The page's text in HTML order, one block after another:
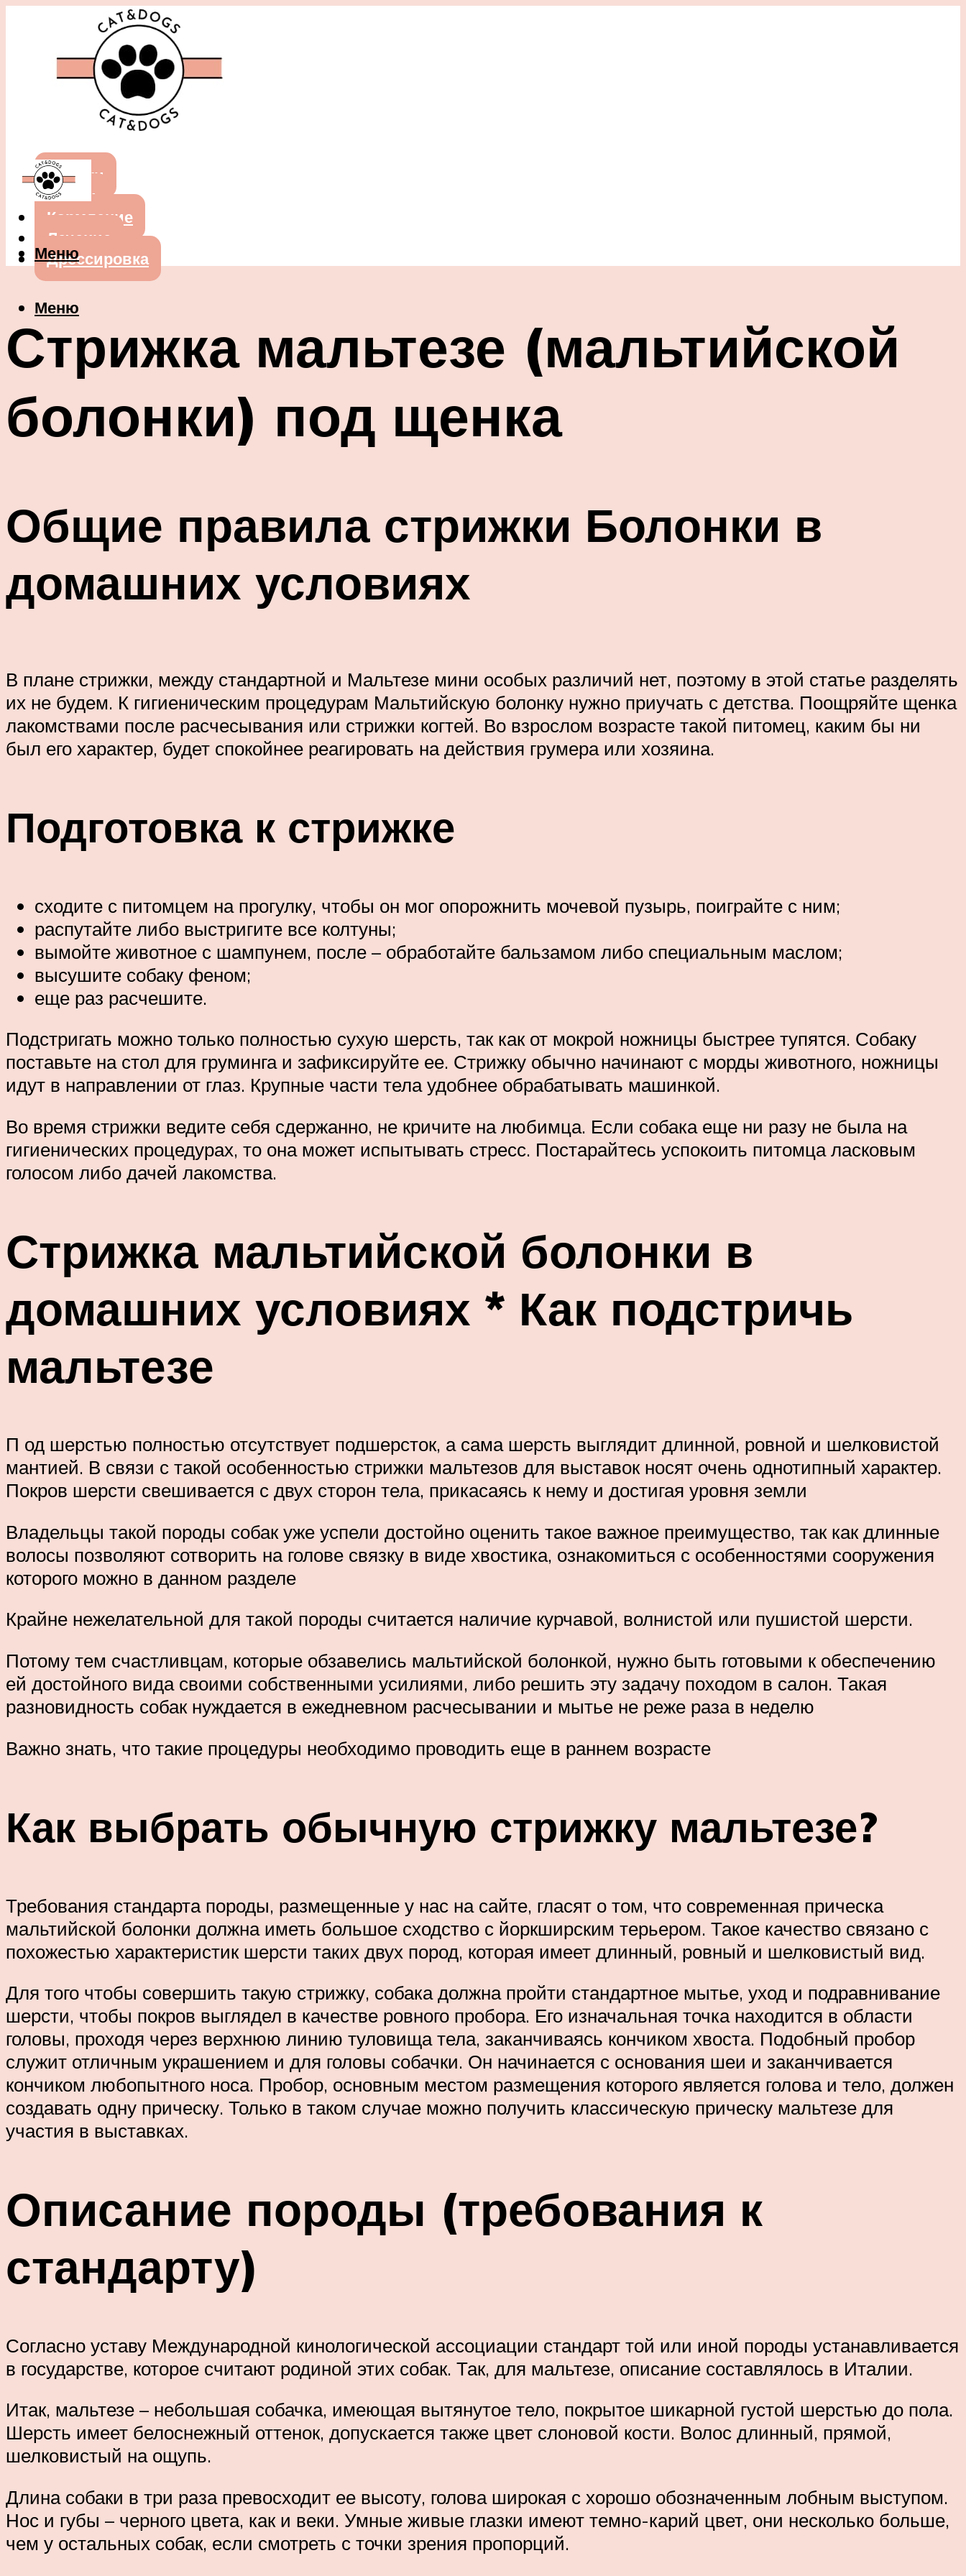
Собаки
Кошки
Кормление
Лечение
Дрессировка
Меню
Меню
Стрижка мальтезе (мальтийской
болонки) под щенка
Общие правила стрижки Болонки в
домашних условиях
В плане стрижки, между стандартной и Мальтезе мини особых различий нет, поэтому в этой статье разделять
их не будем. К гигиеническим процедурам Мальтийскую болонку нужно приучать с детства. Поощряйте щенка
лакомствами после расчесывания или стрижки когтей. Во взрослом возрасте такой питомец, каким бы ни
был его характер, будет спокойнее реагировать на действия грумера или хозяина.
Подготовка к стрижке
сходите с питомцем на прогулку, чтобы он мог опорожнить мочевой пузырь, поиграйте с ним;
распутайте либо выстригите все колтуны;
вымойте животное с шампунем, после – обработайте бальзамом либо специальным маслом;
высушите собаку феном;
еще раз расчешите.
Подстригать можно только полностью сухую шерсть, так как от мокрой ножницы быстрее тупятся. Собаку
поставьте на стол для груминга и зафиксируйте ее. Стрижку обычно начинают с морды животного, ножницы
идут в направлении от глаз. Крупные части тела удобнее обрабатывать машинкой.
Во время стрижки ведите себя сдержанно, не кричите на любимца. Если собака еще ни разу не была на
гигиенических процедурах, то она может испытывать стресс. Постарайтесь успокоить питомца ласковым
голосом либо дачей лакомства.
Стрижка мальтийской болонки в
домашних условиях * Как подстричь
мальтезе
П од шерстью полностью отсутствует подшерсток, а сама шерсть выглядит длинной, ровной и шелковистой
мантией. В связи с такой особенностью стрижки мальтезов для выставок носят очень однотипный характер.
Покров шерсти свешивается с двух сторон тела, прикасаясь к нему и достигая уровня земли
Владельцы такой породы собак уже успели достойно оценить такое важное преимущество, так как длинные
волосы позволяют сотворить на голове связку в виде хвостика, ознакомиться с особенностями сооружения
которого можно в данном разделе
Крайне нежелательной для такой породы считается наличие курчавой, волнистой или пушистой шерсти.
Потому тем счастливцам, которые обзавелись мальтийской болонкой, нужно быть готовыми к обеспечению
ей достойного вида своими собственными усилиями, либо решить эту задачу походом в салон. Такая
разновидность собак нуждается в ежедневном расчесывании и мытье не реже раза в неделю
Важно знать, что такие процедуры необходимо проводить еще в раннем возрасте
Как выбрать обычную стрижку мальтезе?
Требования стандарта породы, размещенные у нас на сайте, гласят о том, что современная прическа
мальтийской болонки должна иметь большое сходство с йоркширским терьером. Такое качество связано с
похожестью характеристик шерсти таких двух пород, которая имеет длинный, ровный и шелковистый вид.
Для того чтобы совершить такую стрижку, собака должна пройти стандартное мытье, уход и подравнивание
шерсти, чтобы покров выглядел в качестве ровного пробора. Его изначальная точка находится в области
головы, проходя через верхнюю линию туловища тела, заканчиваясь кончиком хвоста. Подобный пробор
служит отличным украшением и для головы собачки. Он начинается с основания шеи и заканчивается
кончиком любопытного носа. Пробор, основным местом размещения которого является голова и тело, должен
создавать одну прическу. Только в таком случае можно получить классическую прическу мальтезе для
участия в выставках.
Описание породы (требования к
стандарту)
Согласно уставу Международной кинологической ассоциации стандарт той или иной породы устанавливается
в государстве, которое считают родиной этих собак. Так, для мальтезе, описание составлялось в Италии.
Итак, мальтезе – небольшая собачка, имеющая вытянутое тело, покрытое шикарной густой шерстью до пола.
Шерсть имеет белоснежный оттенок, допускается также цвет слоновой кости. Волос длинный, прямой,
шелковистый на ощупь.
Длина собаки в три раза превосходит ее высоту, голова широкая с хорошо обозначенным лобным выступом.
Нос и губы – черного цвета, как и веки. Умные живые глазки имеют темно-карий цвет, они несколько больше,
чем у остальных собак, если смотреть с точки зрения пропорций.